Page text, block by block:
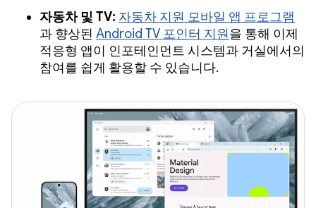
자동차 및 TV: 자동차 지원 모바일 앱 프로그램
과 향상된 Android TV 포인터 지원을 통해 이제
적응형 앱이 인포테인먼트 시스템과 거실에서의
참여를 쉽게 활용할 수 있습니다.